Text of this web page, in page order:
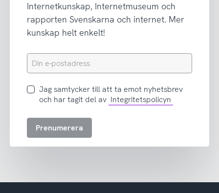
Internetkunskap, Internetmuseum och
rapporten Svenskarna och internet. Mer
kunskap helt enkelt!
Din
e-
Jag
samtycker
att
Jag samtycker till att ta emot nyhetsbrev
och har tagit del av Integritetspolicyn
Prenumerera